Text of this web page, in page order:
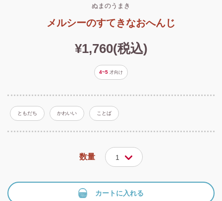
ぬまのうまき
メルシーのすてきなおへんじ
¥1,760(税込)
4~5 才向け
ともだち かわいい ことば
数量 1
カートに入れる